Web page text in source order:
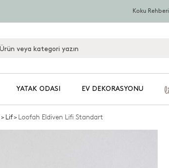
Koku Rehberi
YATAK ODASI EV DEKORASYONU
>Lif>Loofah Eldiven Lifi Standart